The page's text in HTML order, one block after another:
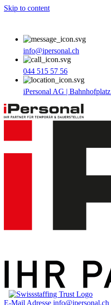
Skip to content
info@ipersonal.ch
044 515 57 56
iPersonal AG |
E-Mail Adresse info@ipersonal.ch